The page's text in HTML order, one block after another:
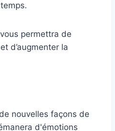
permettra de
d’augmenter la
nouvelles façons de
d'émotions